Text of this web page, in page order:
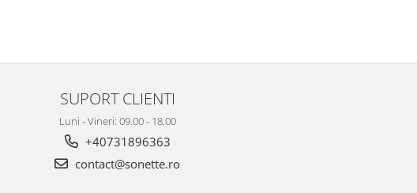
SUPORT CLIENTI
Luni - Vineri: 09.00 - 18.00
+40731896363
contact@sonette.ro